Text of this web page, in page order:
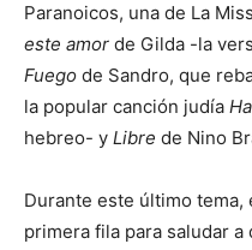
Paranoicos, una de La
este amor de Gilda -la
Fuego de Sandro, que
la popular canción judía
hebreo- y Libre de Nino
Durante este último
primera fila para saludar